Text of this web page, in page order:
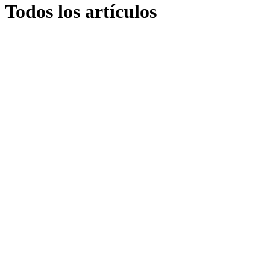
Todos los artículos